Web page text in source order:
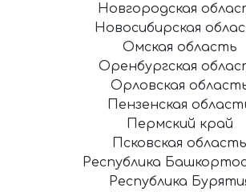
Новгородская
Новосибирская
Омская область
Оренбургская
Орловская
Пензенская
Пермский край
Псковская область
Республика
Республика